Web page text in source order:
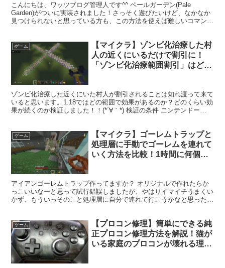
こんにちは、ワッツブログ管理人です^^ ペールガーデン(Pale
Garden)がついに実装されました！さっそく遊びたいけど、なかなか
見つけられないと思っている方も、この方法を使えば難しいコマンド
ゲーム
【マイクラ】ゾンビ化治療した村
人の近くにいるだけで割引に！
「ゾンビ化治療範囲割引」はどの
ゾンビ化治療した近くにいた村人が割引されることは知れ渡って来て
いると思います。1.18ではどの範囲で効果があるのか？どのくらい効
果が続くのか検証しました！！(*´∀｀*) 検証の条件 ニンテンドー
ゲーム
【マイクラ】ゴーレムトラップと
処理層に手動でゴーレムを連れて
いく方法を比較！1時間に何個鉄
ッチ 統合版】
アイアンゴーレムトラップ作ってますか？ オリジナルで作れたらか
っこいいなーと思って試行錯誤しましたが、やはりイマイチうまくい
かず、もういっそのこと処理層に自分で連れて行こうかなと思ったの
ゲーム
【プロコン修理】簡単にできる純
正プロコン修理方法を解説！猫が
いる家庭のプロコンが壊れる理由